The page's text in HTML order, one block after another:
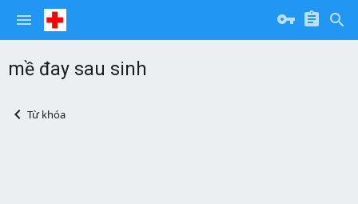
mề đay sau sinh
Từ khóa